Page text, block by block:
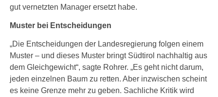
gut vernetzten Manager ersetzt habe.
Muster bei Entscheidungen
„Die Entscheidungen der Landesregierung folgen einem
Muster – und dieses Muster bringt Südtirol nachhaltig aus
dem Gleichgewicht“, sagte Rohrer. „Es geht nicht darum,
jeden einzelnen Baum zu retten. Aber inzwischen scheint
es keine Grenze mehr zu geben. Sachliche Kritik wird